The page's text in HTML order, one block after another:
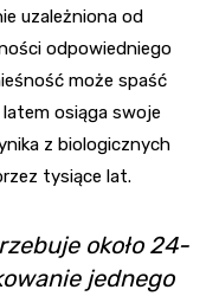
uzależniona od
odpowiedniego
może spaść
osiąga swoje
z biologicznych
tysiące lat.
około 24-
jednego